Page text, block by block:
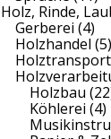
Holz, Rinde,
Gerberei (4)
Holzhandel (5)
Holztransport
Holzbau
Köhlerei (4)